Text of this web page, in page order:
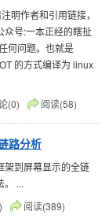
明作者和引用链接，
号:一本正经的瞎扯
何问题。也就是
的方式编译为 linux
(0) 阅读(58)
路分析
架到屏幕显示的全链
。 ...
阅读(389)